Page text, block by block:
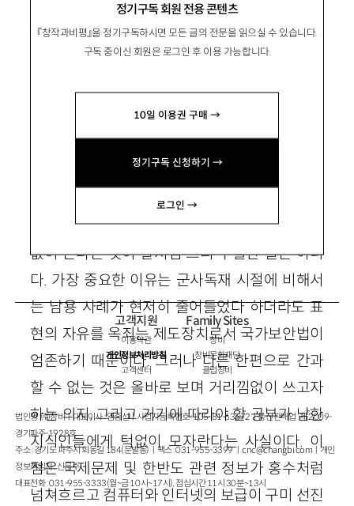
정기구독 회원 전용 콘텐츠
『창작과비평』을 정기구독하시면 모든 글의 전문을 읽으실 수 있습니다.
구독 중이신 회원은 로그인 후 이용 가능합니다.
10일 이용권 구매 →
정기구독 신청하기 →
로그인 →
레신문사 2001
남한에 살면서 분단문제를 올바로 보며 거리낌
없이 쓴다는 것이 말처럼 그리 수월한 일은 아니
다. 가장 중요한 이유는 군사독재 시절에 비해서
는 남용 사례가 현저히 줄어들었다 하더라도 표
현의 자유를 옥죄는 제도장치로서 국가보안법이
엄존하기 때문이다. 그러나 다른 한편으로 간과
할 수 없는 것은 올바로 보며 거리낌없이 쓰고자
하는 의지, 그리고 거기에 따라야 할 공부가 남한
지식인들에게 턱없이 모자란다는 사실이다. 이
점은 국제문제 및 한반도 관련 정보가 홍수처럼
넘쳐흐르고 컴퓨터와 인터넷의 보급이 구미 선진
고객지원
이용약관
개인정보처리방침
고객센터
Family Sites
창비
창비문화재단
클럽창비
법인명 : ㈜창비ㅣ대표이사 : 염종선ㅣ사업자등록번호 : 105-81-63672ㅣ통신판매업 : 제 2009-
경기파주-1928호
주소 : 경기도 파주시 회동길 184(문발동)ㅣ팩스 : 031-955-3399 ㅣcnc@changbi.com ㅣ개인
정보책임자 : 신문수
대표전화 : 031-955-3333(월~금 10시~17시), 점심시간 11시 30분~13시